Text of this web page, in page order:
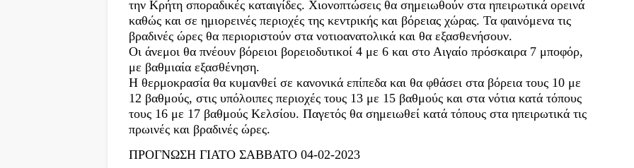
την Κρήτη σποραδικές καταιγίδες. Χιονοπτώσεις θα σημειωθούν στα ηπειρωτικά ορεινά
καθώς και σε ημιορεινές περιοχές της κεντρικής και βόρειας χώρας. Τα φαινόμενα τις
βραδινές ώρες θα περιοριστούν στα νοτιοανατολικά και θα εξασθενήσουν.
Οι άνεμοι θα πνέουν βόρειοι βορειοδυτικοί 4 με 6 και στο Αιγαίο πρόσκαιρα 7 μποφόρ,
με βαθμιαία εξασθένηση.
Η θερμοκρασία θα κυμανθεί σε κανονικά επίπεδα και θα φθάσει στα βόρεια τους 10 με
12 βαθμούς, στις υπόλοιπες περιοχές τους 13 με 15 βαθμούς και στα νότια κατά τόπους
τους 16 με 17 βαθμούς Κελσίου. Παγετός θα σημειωθεί κατά τόπους στα ηπειρωτικά τις
πρωινές και βραδινές ώρες.
ΠΡΟΓΝΩΣΗ ΓΙΑΤΟ ΣΑΒΒΑΤΟ 04-02-2023